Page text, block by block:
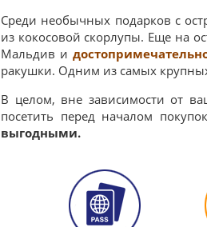
Среди необычных подарков с
из кокосовой скорлупы. Еще на
Мальдив и
ракушки. Одним из самых
В целом, вне зависимости от
посетить перед началом
выгодными.